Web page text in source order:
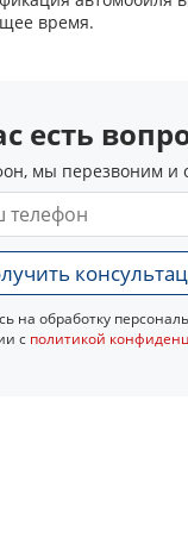
время.
есть
мы перезвоним и
на обработку
с политикой